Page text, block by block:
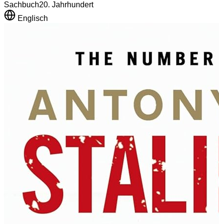
Sachbuch20. Jahrhundert
Englisch